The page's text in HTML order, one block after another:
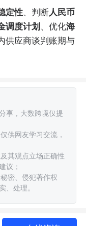
定性、判断人民币
调度计划 、优化海
供应商谈判账期与
享，大数跨境仅提
供网友学习交流，
其观点立场正确性
议；
密、侵犯著作权
、处理。